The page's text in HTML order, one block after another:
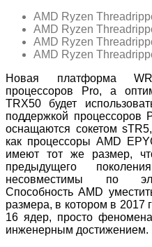
AMD Ryzen
AMD Ryzen
AMD Ryzen
AMD Ryzen
Новая платформа
процессоров Pro, а
TRX50 будет
поддержкой
оснащаются сокетом
как процессоры AMD
имеют тот же размер,
предыдущего
несовместимы по
Способность AMD
размера, в котором в 2017
16 ядер, просто
инженерным достижением.